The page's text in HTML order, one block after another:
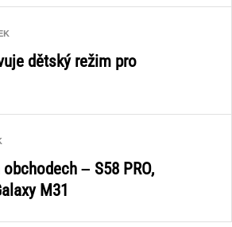
dětský režim pro
– S58 PRO,
M31